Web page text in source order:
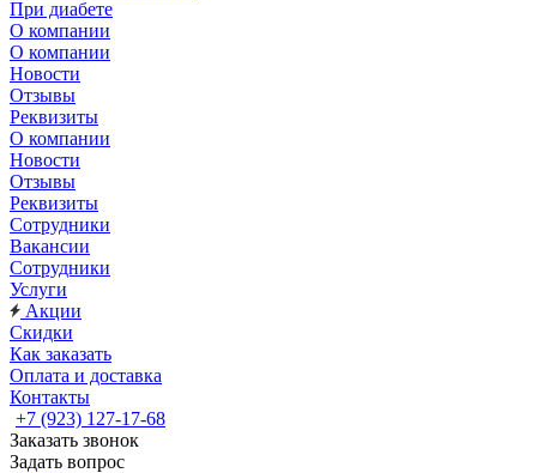
При диабете
О компании
О компании
Новости
Отзывы
Реквизиты
О компании
Новости
Отзывы
Реквизиты
Сотрудники
Вакансии
Сотрудники
Услуги
Акции
Скидки
Как заказать
Оплата и доставка
Контакты
+7 (923) 127-17-68
Заказать звонок
Задать вопрос